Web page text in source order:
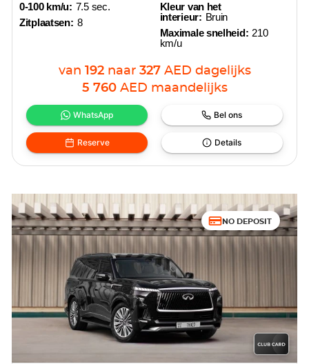
0-100 km/u: 7.5 sec.
Zitplaatsen: 8
Kleur van het
interieur: Bruin
Maximale snelheid: 210
km/u
van 192 naar 327 AED dagelijks
5 760 AED maandelijks
WhatsApp Bel ons
Reserve Details
NO DEPOSIT